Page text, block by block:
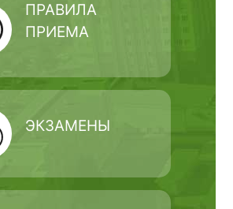
ПРАВИЛА
ПРИЕМА
ЭКЗАМЕНЫ